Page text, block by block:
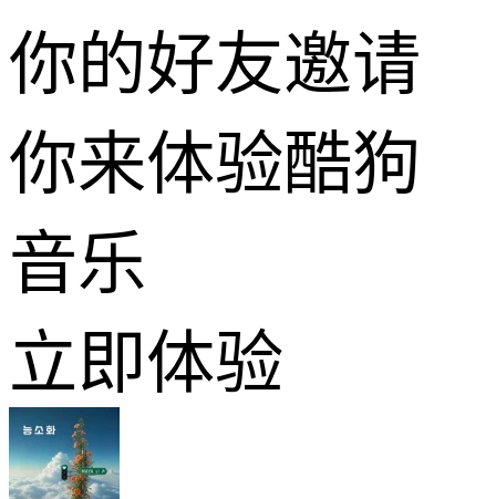
你的好友邀请
你来体验酷狗
音乐
立即体验